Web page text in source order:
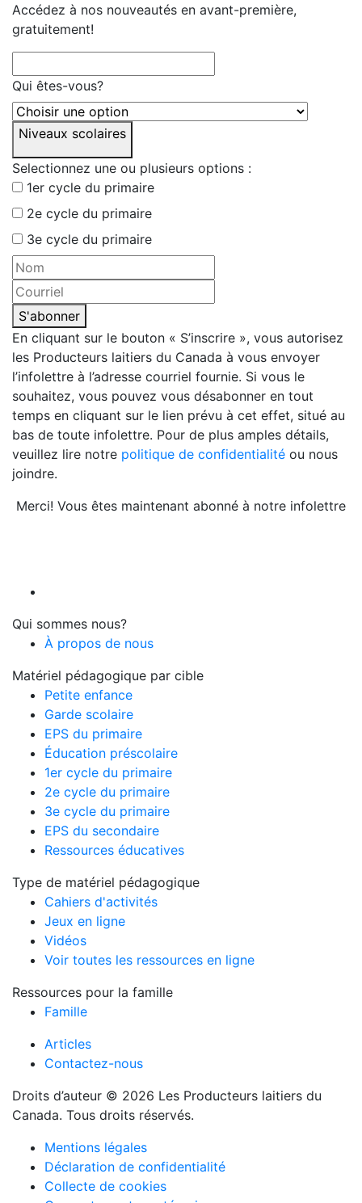
Accédez à nos nouveautés en avant-première,
gratuitement!
Qui êtes-vous?
Niveaux scolaires
Selectionnez une ou plusieurs options :
1er cycle du primaire
2e cycle du primaire
3e cycle du primaire
S'abonner
En cliquant sur le bouton « S’inscrire », vous autorisez
les Producteurs laitiers du Canada à vous envoyer
l’infolettre à l’adresse courriel fournie. Si vous le
souhaitez, vous pouvez vous désabonner en tout
temps en cliquant sur le lien prévu à cet effet, situé au
bas de toute infolettre. Pour de plus amples détails,
veuillez lire notre politique de confidentialité ou nous
joindre.
Merci! Vous êtes maintenant abonné à notre infolettre
Qui sommes nous?
À propos de nous
Matériel pédagogique par cible
Petite enfance
Garde scolaire
EPS du primaire
Éducation préscolaire
1er cycle du primaire
2e cycle du primaire
3e cycle du primaire
EPS du secondaire
Ressources éducatives
Type de matériel pédagogique
Cahiers d'activités
Jeux en ligne
Vidéos
Voir toutes les ressources en ligne
Ressources pour la famille
Famille
Droits d’auteur © 2026 Les Producteurs laitiers du
Canada. Tous droits réservés.
Mentions légales
Déclaration de confidentialité
Collecte de cookies
Articles
Contactez-nous